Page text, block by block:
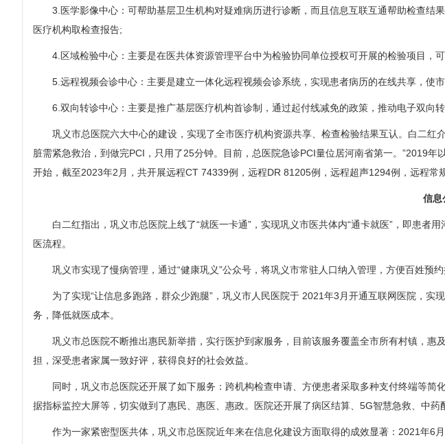
3.医学影像中心：可帮助基层卫生机构对疑难病历进行诊断，而且信息互联互通帮助检查结
医疗机构取检查报告;
4.区域检验中心：主要是在医共体资源管理平台中为检验协同单位授权可开展的检验项目，
5.远程视频会诊中心：主要是建立一体化远程视频会诊系统，实现患者病历的在线共享，使
6.双向转诊中心：主要是推广基层医疗机构首诊制，通过起付线减免的政策，推动电子双向
巩义市总医院六大中心的建设，实现了全市医疗机构资源共享、检查检验结果互认。白二红
脏需紧急救治，到做完PCI，只用了25分钟。目前，总医院急诊PCI量位居河南省第一。”2019
开始，截至2023年2月，共开展远程CT 74339例，远程DR 81205例，远程超声1294例，远程常
信息
白二红指出，巩义市总医院上线了“就医一卡通”，实现巩义市医共体内“通卡就医”，即患者
医流程。
巩义市实现了慢病管理，通过“健康巩义”公众号，将巩义市常驻人口纳入管理，方便百姓预约
为了实现“让信息多跑路，群众少跑腿”，巩义市人民医院于 2021年3月开通互联网医院，实
务，降低就医成本。
巩义市总医院不断推出惠民新举措，实行医护到家服务，目前该服务覆盖全市所有村镇，惠
担，深受患者家属一致好评，获得良好的社会效益。
同时，巩义市总医院还开展了如下服务：跨机构检查申请、方便患者采取多种支付终端等简
据指标监控大屏等，切实做到了惠民、惠医、惠政。医院还开展了病区结算、5G智慧急救、中药
作为一家紧密型医共体，巩义市总医院近年来在信息化建设方面取得的成效显著：2021年6